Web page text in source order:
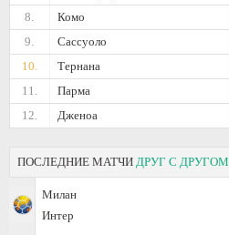
8.
Комо
9.
Сассуоло
10.
Тернана
11.
Парма
12.
Дженоа
ПОСЛЕДНИЕ МАТЧИ ДРУГ С ДРУГОМ
Милан
Интер